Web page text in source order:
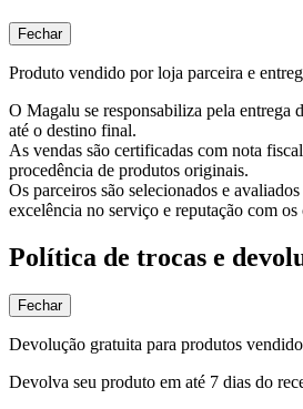
Fechar
Produto vendido por loja parceira e
O Magalu se responsabiliza pela entrega
até o destino final.
As vendas são certificadas com nota
procedência de produtos originais.
Os parceiros são selecionados e
excelência no serviço e reputação com os
Política de trocas e
Fechar
Devolução gratuita para produtos
Devolva seu produto em até 7 dias do